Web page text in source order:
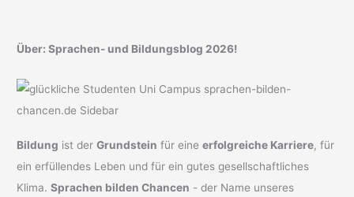
Über: Sprachen- und Bildungsblog 2026!
Bildung ist derGrundstein für eineerfolgreiche Karriere, für
ein erfüllendes Leben und für ein gutes gesellschaftliches
Klima.Sprachen bilden Chancen - der Name unseres